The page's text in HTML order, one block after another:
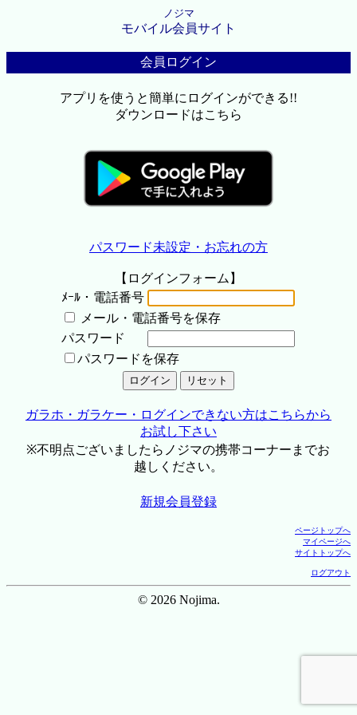
ノジマ
モバイル会員サイト
会員ログイン
アプリを使うと簡単にログインができる!!
ダウンロードはこちら
パスワード未設定・お忘れの方
【ログインフォーム】
ﾒｰﾙ・電話番号
メール・電話番号を保存
パスワード
パスワードを保存
ガラホ・ガラケー・ログインできない方はこちらから
お試し下さい
※不明点ございましたらノジマの携帯コーナーまでお
越しください。
新規会員登録
ページトップへ
マイページへ
サイトトップへ
ログアウト
© 2026 Nojima.